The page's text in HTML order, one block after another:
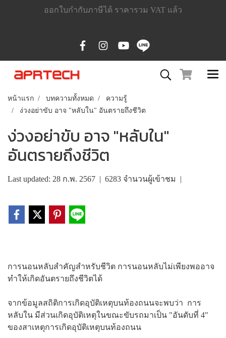
ออกใบกำกับภาษีได้ ราคารวม VAT แล้ว
หน้าแรก บทความทั้งหมด
ความรู้
ง่วงอย่าขับ อาจ "หลับใน" อันตรายถึงชีวิต
ง่วงอย่าขับ อาจ "หลับใน"
อันตรายถึงชีวิต
Last updated: 28 ก.พ. 2567 | 6283 จำนวนผู้เข้าชม |
การนอนหลับสำคัญสำหรับชีวิต การนอนหลับไม่เพียงพออาจ
ทำให้เกิดอันตรายถึงชีวิตได้
จากข้อมูลสถิติการเกิดอุบัติเหตุบนท้องถนนจะพบว่า การ
หลับใน มีส่วนเกิดอุบัติเหตุในขณะขับรถมาเป็น "อันดับที่ 4"
ของสาเหตุการเกิดอุบัติเหตุบนท้องถนน